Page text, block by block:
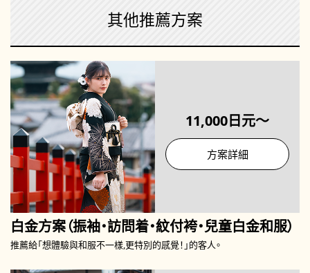
其他推薦方案
白金方案（振袖・訪問着・紋付袴・兒童白金和服）
推薦給「想體驗與和服不一樣,更特別的感覺！」的客人。
11,000日元～
方案詳細